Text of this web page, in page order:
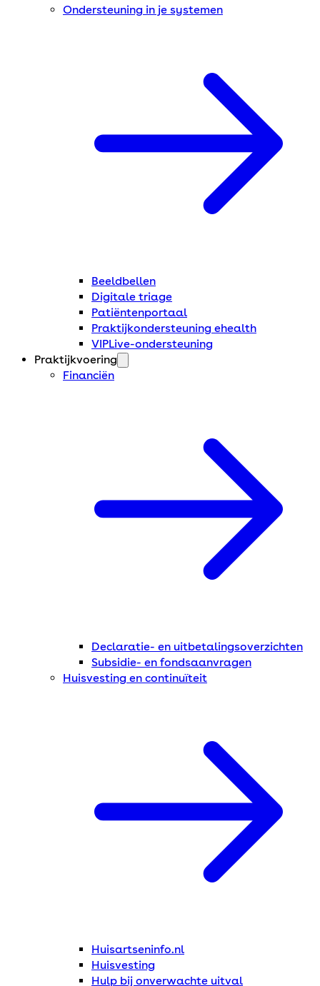
Ondersteuning in je systemen
Beeldbellen
Digitale triage
Patiëntenportaal
Praktijkondersteuning ehealth
VIPLive-ondersteuning
Praktijkvoering
Financiën
Declaratie- en uitbetalingsoverzichten
Subsidie- en fondsaanvragen
Huisvesting en continuïteit
Huisartseninfo.nl
Huisvesting
Hulp bij onverwachte uitval